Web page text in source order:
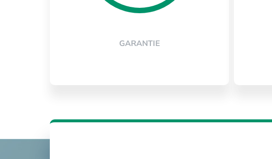
GARANTIE